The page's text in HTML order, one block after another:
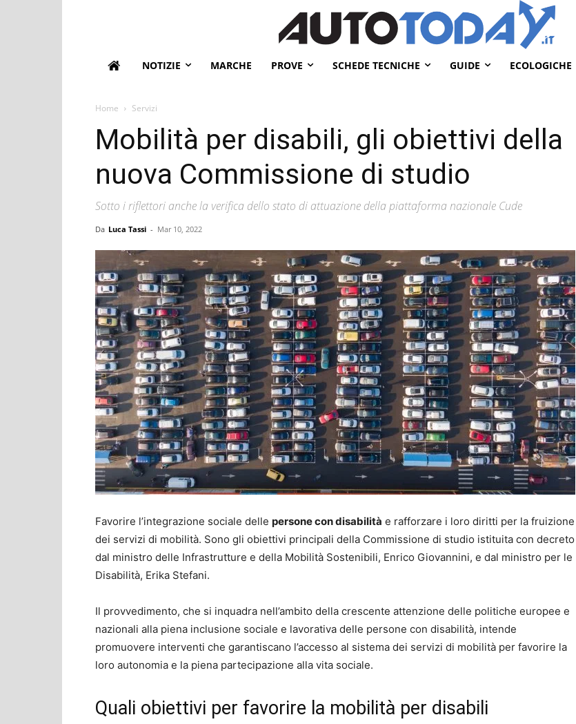
NOTIZIE MARCHE PROVE SCHEDE TECNICHE GUIDE ECOLOGICHE
Home Servizi
Mobilità per disabili, gli obiettivi della
nuova Commissione di studio
Sotto i riflettori anche la verifica dello stato di attuazione della piattaforma nazionale Cude
Da Luca Tassi - Mar 10, 2022
Favorire l’integrazione sociale delle persone con disabilità e rafforzare i loro diritti per la fruizione
dei servizi di mobilità. Sono gli obiettivi principali della Commissione di studio istituita con decreto
dal ministro delle Infrastrutture e della Mobilità Sostenibili, Enrico Giovannini, e dal ministro per le
Disabilità, Erika Stefani.
Il provvedimento, che si inquadra nell’ambito della crescente attenzione delle politiche europee e
nazionali alla piena inclusione sociale e lavorativa delle persone con disabilità, intende
promuovere interventi che garantiscano l’accesso al sistema dei servizi di mobilità per favorire la
loro autonomia e la piena partecipazione alla vita sociale.
Quali obiettivi per favorire la mobilità per disabili